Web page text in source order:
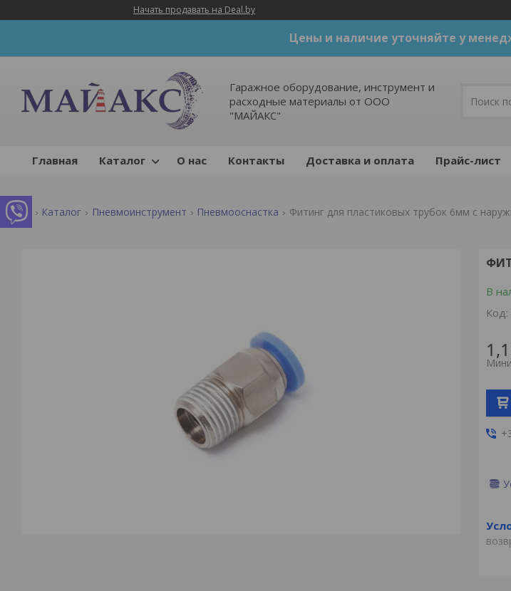
Начать продавать на Deal.by
Цены и наличие уточняйте у
Гаражное оборудование, инструмент и
расходные материалы от ООО
"МАЙАКС"
Главная Каталог О нас Контакты Доставка и оплата Прайс-лист
Каталог Пневмоинструмент Пневмооснастка Фитинг для пластиковых трубок 6мм с
В
Код: